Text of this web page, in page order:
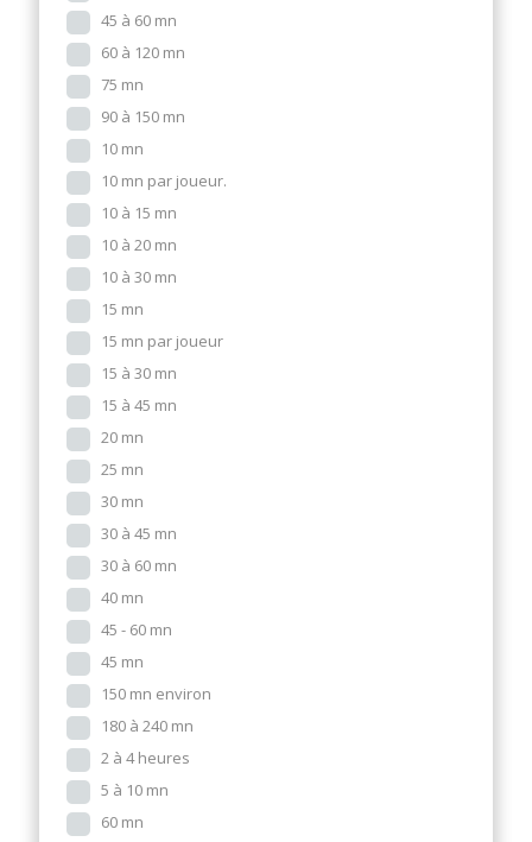
45 à 60 mn
60 à 120 mn
75 mn
90 à 150 mn
10 mn
10 mn par joueur.
10 à 15 mn
10 à 20 mn
10 à 30 mn
15 mn
15 mn par joueur
15 à 30 mn
15 à 45 mn
20 mn
25 mn
30 mn
30 à 45 mn
30 à 60 mn
40 mn
45 - 60 mn
45 mn
150 mn environ
180 à 240 mn
2 à 4 heures
5 à 10 mn
60 mn